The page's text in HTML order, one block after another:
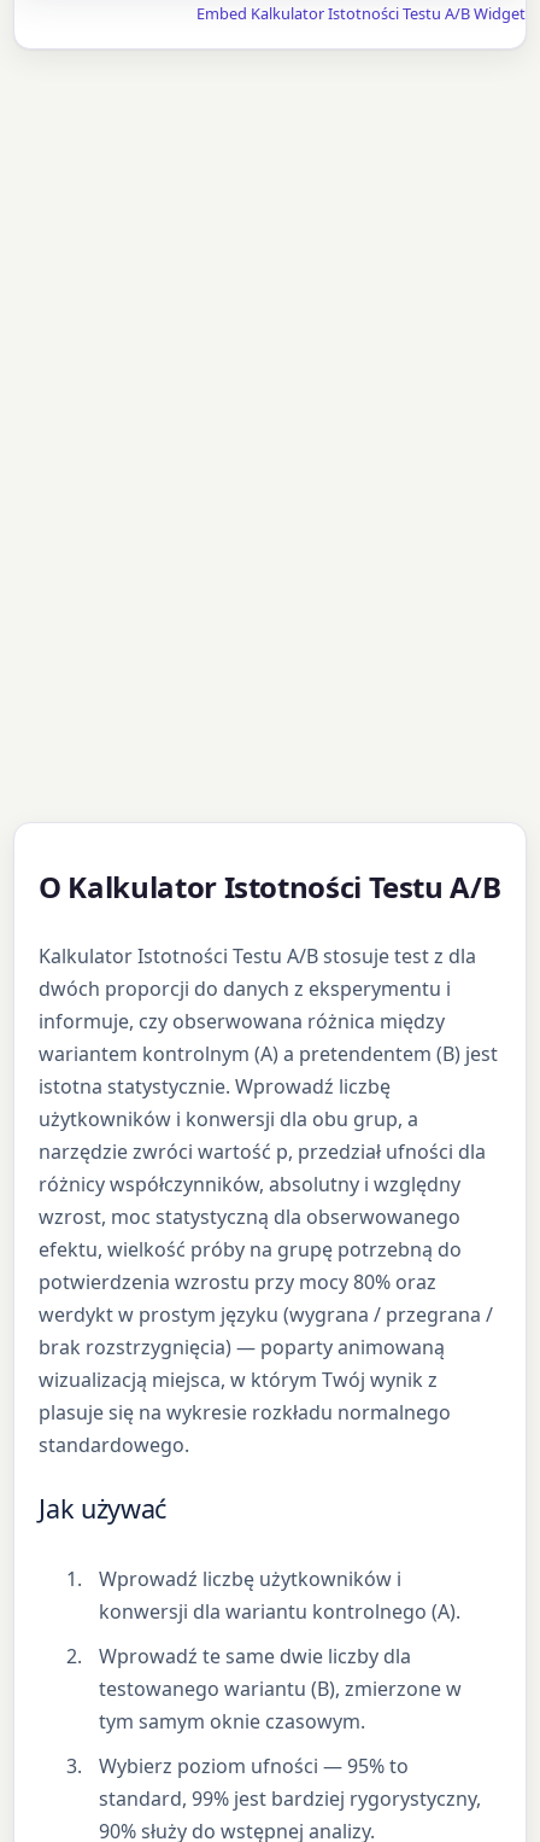
Embed Kalkulator Istotności Testu A/B Widget
O Kalkulator Istotności Testu A/B
Kalkulator Istotności Testu A/B stosuje test z dla
dwóch proporcji do danych z eksperymentu i
informuje, czy obserwowana różnica między
wariantem kontrolnym (A) a pretendentem (B) jest
istotna statystycznie. Wprowadź liczbę
użytkowników i konwersji dla obu grup, a
narzędzie zwróci wartość p, przedział ufności dla
różnicy współczynników, absolutny i względny
wzrost, moc statystyczną dla obserwowanego
efektu, wielkość próby na grupę potrzebną do
potwierdzenia wzrostu przy mocy 80% oraz
werdykt w prostym języku (wygrana / przegrana /
brak rozstrzygnięcia) — poparty animowaną
wizualizacją miejsca, w którym Twój wynik z
plasuje się na wykresie rozkładu normalnego
standardowego.
Jak używać
Wprowadź liczbę użytkowników i
konwersji dla wariantu kontrolnego (A).
Wprowadź te same dwie liczby dla
testowanego wariantu (B), zmierzone w
tym samym oknie czasowym.
Wybierz poziom ufności — 95% to
standard, 99% jest bardziej rygorystyczny,
90% służy do wstępnej analizy.